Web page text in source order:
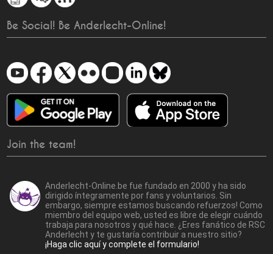
Be Social! Be Anderlecht-Online!
Join the team!
Anderlecht-Online.be fue fundado en 2000 y ha sido
dirigido íntegramente por fans y voluntarios. Sin
embargo, siempre estamos buscando refuerzos! Como
miembro del equipo web, usted es libre de elegir cuándo
trabaja para nosotros y qué hace. ¿Eres fanático de RSC
Anderlecht y te gustaría contribuir a nuestro sitio?
¡Haga clic aquí y complete el formulario!